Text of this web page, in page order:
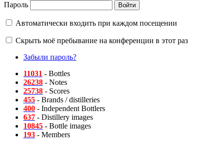
Пароль
Автоматически входить при каждом посещении
Скрыть моё пребывание на конференции в этот раз
Забыли пароль?
11031 - Bottles
26238 - Notes
25738 - Scores
455 - Brands / distilleries
400 - Independent Bottlers
637 - Distillery images
10845 - Bottle images
193 - Members